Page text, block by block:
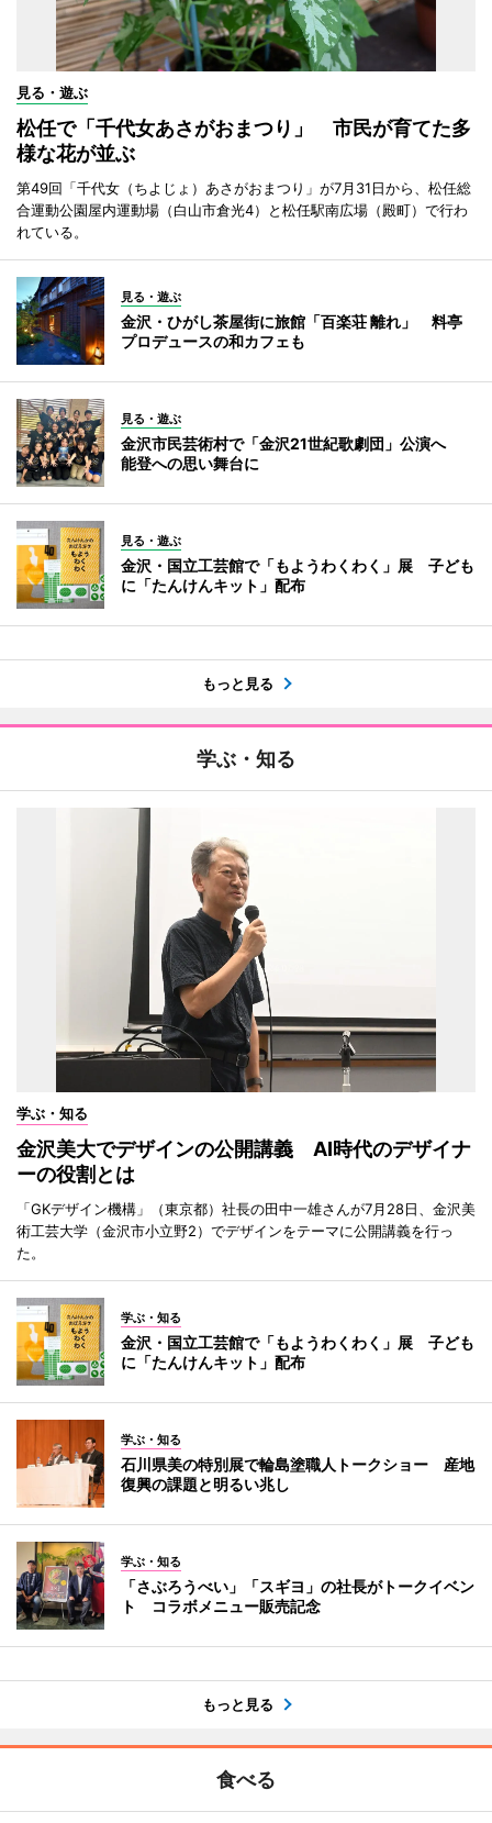
見る・遊ぶ
松任で「千代女あさがおまつり」 市民が育てた多
様な花が並ぶ
第49回「千代女（ちよじょ）あさがおまつり」が7月31日から、松任総
合運動公園屋内運動場（白山市倉光4）と松任駅南広場（殿町）で行わ
れている。
見る・遊ぶ
金沢・ひがし茶屋街に旅館「百楽荘 離れ」 料亭
プロデュースの和カフェも
見る・遊ぶ
金沢市民芸術村で「金沢21世紀歌劇団」公演へ
能登への思い舞台に
見る・遊ぶ
金沢・国立工芸館で「もようわくわく」展 子ども
に「たんけんキット」配布
もっと見る
学ぶ・知る
学ぶ・知る
金沢美大でデザインの公開講義 AI時代のデザイナ
ーの役割とは
「GKデザイン機構」（東京都）社長の田中一雄さんが7月28日、金沢美
術工芸大学（金沢市小立野2）でデザインをテーマに公開講義を行っ
た。
学ぶ・知る
金沢・国立工芸館で「もようわくわく」展 子ども
に「たんけんキット」配布
学ぶ・知る
石川県美の特別展で輪島塗職人トークショー 産地
復興の課題と明るい兆し
学ぶ・知る
「さぶろうべい」「スギヨ」の社長がトークイベン
ト コラボメニュー販売記念
もっと見る
食べる